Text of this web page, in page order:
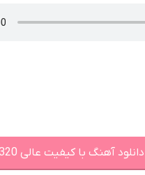
دانلود آهنگ با کیفیت عالی 320